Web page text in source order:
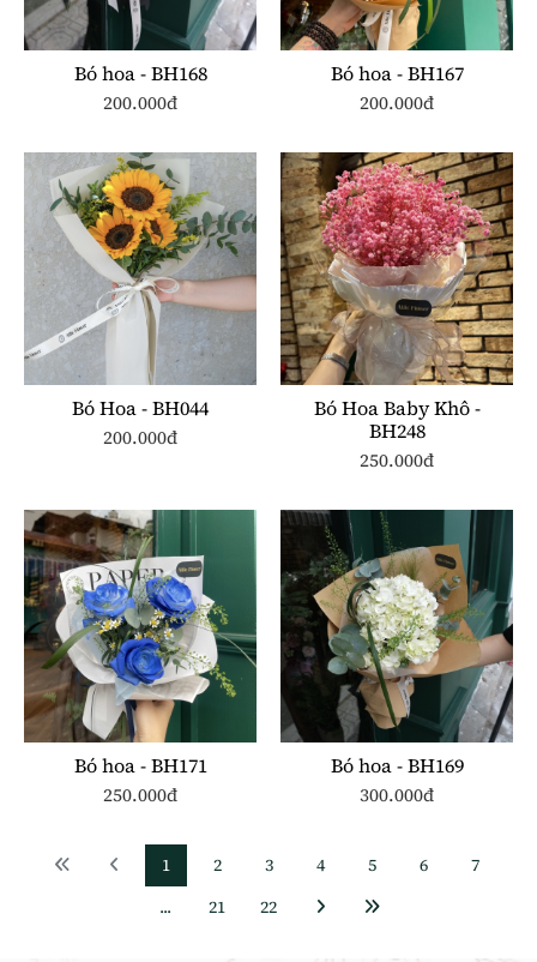
Bó hoa - BH168
200.000đ
Bó hoa - BH167
200.000đ
Bó Hoa - BH044
200.000đ
Bó Hoa Baby Khô -
BH248
250.000đ
Bó hoa - BH171
250.000đ
Bó hoa - BH169
300.000đ
1 2 3 4 5 6
7
...
21 22